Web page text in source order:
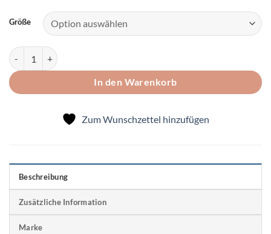
Größe
Augenklappe für Piraten Menge
In den Warenkorb
Zum Wunschzettel hinzufügen
Beschreibung
Zusätzliche Information
Marke